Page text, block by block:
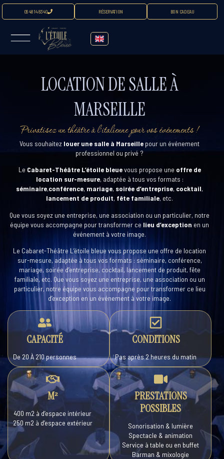
06 48 14 83 40 RÉSERVATION BON CADEAU
LOCATION DE SALLE À
MARSEILLE
Privatisez un théâtre à l’italienne pour vos événements !
Vous souhaitez louer une salle à Marseille pour un événement
professionnel ou privé ?
Le Cabaret-Théâtre L’étoile bleuevous propose une offre de
location sur-mesure, adaptée à tous vos formats :
séminaire,conférence, mariage, soirée d’entreprise, cocktail,
lancement de produit, fête familiale, etc.
Que vous soyez une entreprise, une association ou un particulier, notre
équipe vous accompagne pour transformer ce lieu d’exception en un
événement à votre image.
Le Cabaret-Théâtre L’étoile bleue vous propose une offre de location
sur-mesure, adaptée à tous vos formats : séminaire, conférence,
mariage, soirée d’entreprise, cocktail, lancement de produit, fête
familiale, etc. Que vous soyez une entreprise, une association ou un
particulier, notre équipe vous accompagne pour transformer ce lieu
d’exception en un événement à votre image.
CAPACITÉ
De 20 À 210 personnes
CONDITIONS
Pas après 2 heures du matin
M²
400 m2 à d’espace intérieur
250 m2 à d’espace extérieur
PRESTATIONS
POSSIBLES
Sonorisation & lumière
Spectacle & animation
Service à table ou en buffet
Barman & mixologie